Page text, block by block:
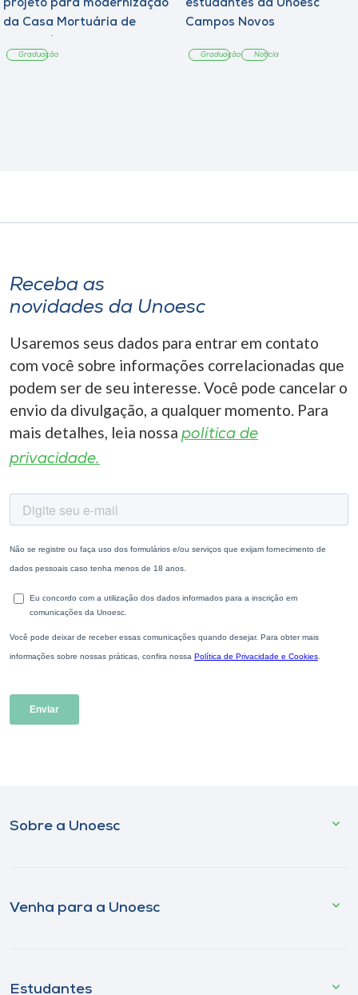
projeto para modernização
da Casa Mortuária de
Graduação
estudantes da Unoesc
Campos Novos
Graduação Notícia
Receba as
novidades da Unoesc
Usaremos seus dados para entrar em contato
com você sobre informações correlacionadas que
podem ser de seu interesse. Você pode cancelar o
envio da divulgação, a qualquer momento. Para
mais detalhes, leia nossa política de
privacidade.
Sobre a Unoesc
Venha para a Unoesc
Estudantes